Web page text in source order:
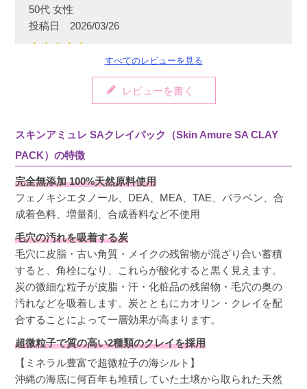
50代 女性
投稿日
2026/03/26
最初は使いづらくて面倒で途中で使用しなくな
っていたのですが、今ではこのパックが無いと
ト中に鼻周りをパックしています。鼻や小鼻？
の臭いや黒ずみが無くなります。
しりか 購入者
非公開
投稿日
2025/12/02
あまり変化が分からなかったです。
手のひらで混ぜるのは難しい。こぼれる。
すべてのレビューを見る
レビューを書く
スキンアミュレ SAクレイパック（Skin Amure SA CLAY
PACK）の特徴
完全無添加 100%天然原料使用
フェノキシエタノール、DEA、MEA、TAE、パラベン、合
成着色料、増量剤、合成香料など不使用
毛穴の汚れを吸着する炭
毛穴に皮脂・古い角質・メイクの残留物が混ざり合い蓄積
すると、角栓になり、これらが酸化すると黒く見えます。
炭の微細な粒子が皮脂・汗・化粧品の残留物・毛穴の奥の
汚れなどを吸着します。炭とともにカオリン・クレイを配
合することによって一層効果が高まります。
超微粒子で質の高い2種類のクレイを採用
【ミネラル豊富で超微粒子の海シルト】
沖縄の海底に何百年も堆積していた土壌から取られた天然